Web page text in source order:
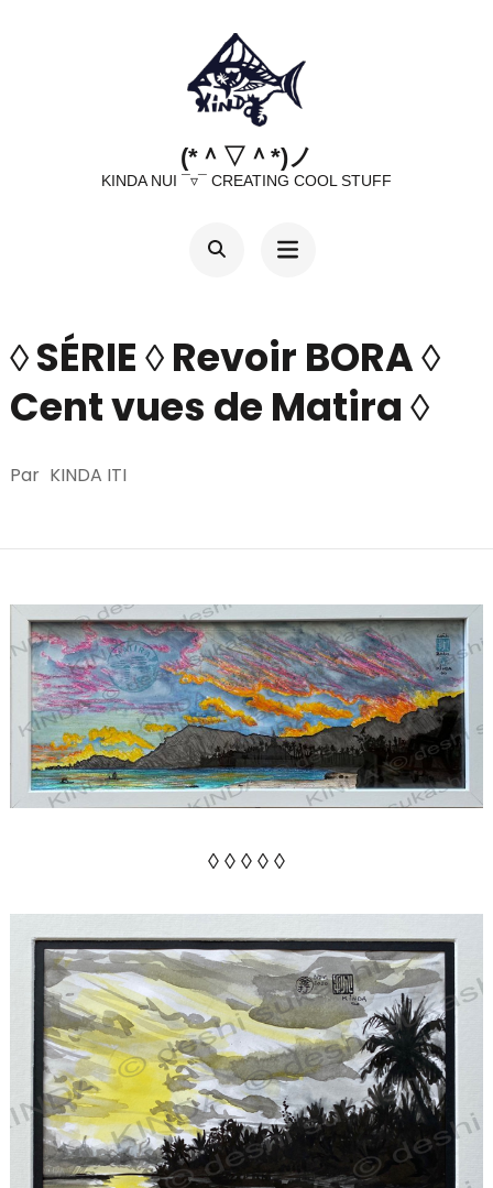
(*＾▽＾*)ノ
KINDA NUI ¯▿¯ CREATING COOL STUFF
◊ SÉRIE ◊ Revoir BORA ◊
Cent vues de Matira ◊
Par KINDA ITI
◊ ◊ ◊ ◊ ◊